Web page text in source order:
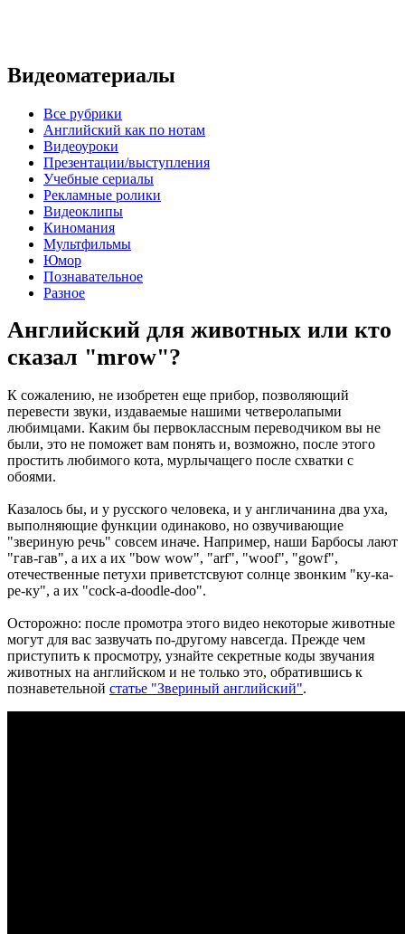
Видеоматериалы
Все рубрики
Английский как по нотам
Видеоуроки
Презентации/выступления
Учебные сериалы
Рекламные ролики
Видеоклипы
Киномания
Мультфильмы
Юмор
Познавательное
Разное
Английский для животных или кто
сказал "mrow"?
К сожалению, не изобретен еще прибор, позволяющий
перевести звуки, издаваемые нашими четверолапыми
любимцами. Каким бы первоклассным переводчиком вы не
были, это не поможет вам понять и, возможно, после этого
простить любимого кота, мурлычащего после схватки с
обоями.
Казалось бы, и у русского человека, и у англичанина два уха,
выполняющие функции одинаково, но озвучивающие
"звериную речь" совсем иначе. Например, наши Барбосы лают
"гав-гав", а их а их "bow wow", "arf", "woof", "gowf",
отечественные петухи приветстсвуют солнце звонким "ку-ка-
ре-ку", а их "cock-a-doodle-doo".
Осторожно: после промотра этого видео некоторые животные
могут для вас зазвучать по-другому навсегда. Прежде чем
приступить к просмотру, узнайте секретные коды звучания
животных на английском и не только это, обратившись к
познаветельной статье "Звериный английский".